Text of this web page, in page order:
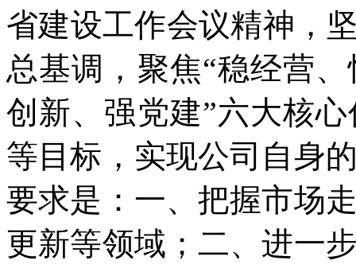
省建设工作会议精神，
总基调，聚焦“稳经营
创新、强党建”六大核
等目标，实现公司自身
要求是：一、把握市场
更新等领域；二、进一